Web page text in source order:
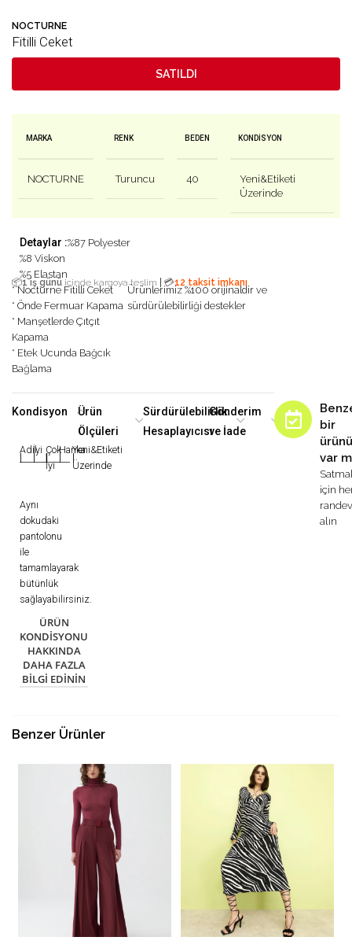
NOCTURNE
Fitilli Ceket
SATILDI
MARKA
NOCTURNE
RENK
Turuncu
BEDEN
40
KONDISYON
Yeni&Etiketi
Üzerinde
Detaylar :%87 Polyester
%8 Viskon
%5 Elastan
📦1 iş günü içinde kargoya teslim 💳12 taksit imkanı
* Nocturne Fitilli Ceket
* Önde Fermuar Kapama
* Manşetlerde Çıtçıt
Kapama
* Etek Ucunda Bağcık
Bağlama
Ürünlerimiz %100 orijinaldir ve
sürdürülebilirliği destekler
Kondisyon
Adilİyi
|
Çok
İyi
Harika
|
Yeni&Etiketi
Üzerinde
Aynı
dokudaki
pantolonu
ile
tamamlayarak
bütünlük
sağlayabilirsiniz.
ÜRÜN
KONDISYONU
HAKKINDA
DAHA FAZLA
BILGI EDININ
Ürün
Ölçüleri
Sürdürülebilirlik
Hesaplayıcısı
Gönderim
ve İade
bir
var
için
alın
Benzer Ürünler